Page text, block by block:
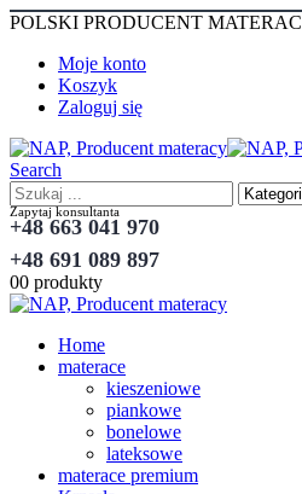
POLSKI PRODUCENT
Moje konto
Koszyk
Zaloguj się
Search
Zapytaj konsultanta
+48 663 041 970
+48 691 089 897
00 produkty
Home
materace
kieszeniowe
piankowe
bonelowe
lateksowe
materace premium